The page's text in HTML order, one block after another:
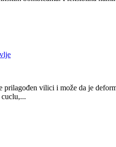
prilagođen vilici i može da je